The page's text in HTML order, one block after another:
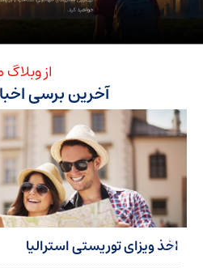
آخرین برسی اخبار و مقالات
توریستی استرالیا